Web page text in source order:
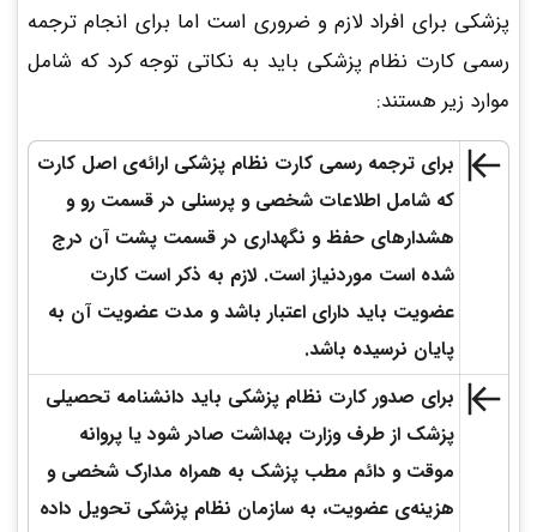
پزشکی برای افراد لازم و ضروری است اما برای انجام ترجمه
رسمی کارت نظام پزشکی باید به نکاتی توجه کرد که شامل
موارد زیر هستند:
برای ترجمه رسمی کارت نظام پزشکی ارائه‌ی اصل کارت
که شامل اطلاعات شخصی و پرسنلی در قسمت رو و
هشدارهای حفظ و نگهداری در قسمت پشت آن درج
شده است موردنیاز است. لازم به ذکر است کارت
عضویت باید دارای اعتبار باشد و مدت عضویت آن به
پایان نرسیده باشد.
برای صدور کارت نظام پزشکی باید دانشنامه تحصیلی
پزشک از طرف وزارت بهداشت صادر شود یا پروانه
موقت و دائم مطب پزشک به همراه مدارک شخصی و
هزینه‌ی عضویت، به سازمان نظام پزشکی تحویل داده